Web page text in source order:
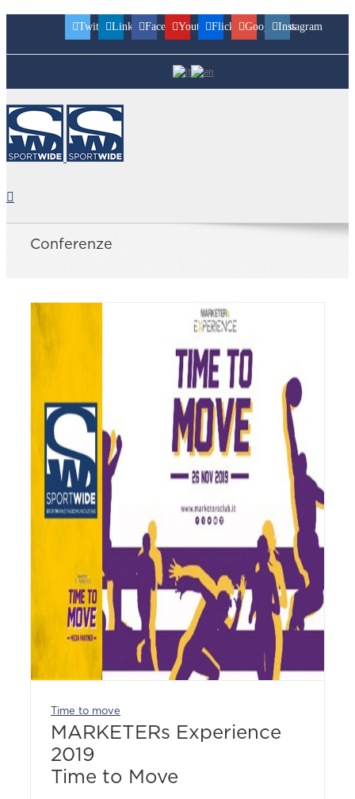
TwitterLinkedinFacebookYoutubeFlickr GoogleplusInstagram
Conferenze
Time to move
MARKETERs Experience
2019
Time to Move